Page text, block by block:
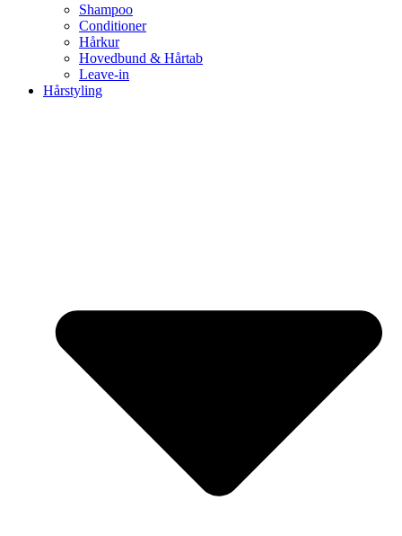
Shampoo
Conditioner
Hårkur
Hovedbund & Hårtab
Leave-in
Hårstyling